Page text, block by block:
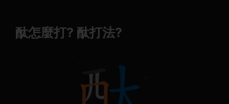
酞怎麼打? 酞打法?